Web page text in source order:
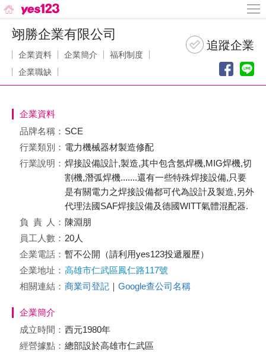
翊勝企業有限公司
企業資料 企業簡介
福利制度
企業職缺
企業資料
品牌名稱： SCE
行業類別： 電力機械器材製造修配
行業說明： 焊接設備設計,製造,其中包含氬焊機,MIG焊機,切
割機,潛弧焊機.......還有一些特殊焊接設備,只要
是有關電力之焊接設備都可代為設計及製造,另外
代理法國SAF焊接設備及德國WITT氣體混配器.
負責 人： 陳淵朋
員工人數： 20人
企業電話： 暫不公開（請利用yes123投遞履歷）
企業地址： 高雄市仁武區鳳仁路117號
相關連結： 商業司登記 ｜ Google查公司名稱
企業簡介
成立時間： 西元1980年
經營據點： 總部設於高雄市仁武區